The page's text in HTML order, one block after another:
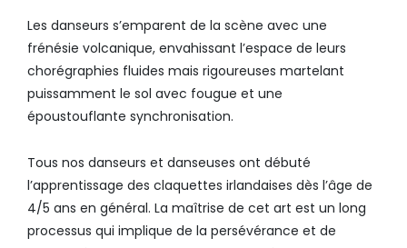
Les danseurs s’emparent de la scène avec une
frénésie volcanique, envahissant l’espace de leurs
chorégraphies fluides mais rigoureuses martelant
puissamment le sol avec fougue et une
époustouflante synchronisation.
Tous nos danseurs et danseuses ont débuté
l’apprentissage des claquettes irlandaises dès l’âge de
4/5 ans en général. La maîtrise de cet art est un long
processus qui implique de la persévérance et de